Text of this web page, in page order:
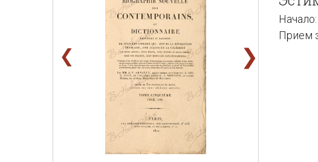
❮ ❯
Прием